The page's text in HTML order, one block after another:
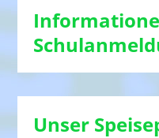
Unser